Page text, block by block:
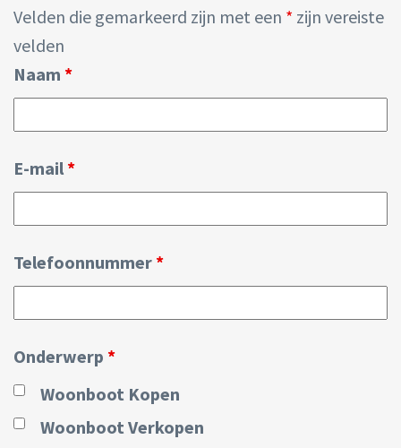
Velden die gemarkeerd zijn met een * zijn vereiste
velden
Naam *
E-mail *
Telefoonnummer *
Onderwerp *
Woonboot Kopen
Woonboot Verkopen